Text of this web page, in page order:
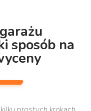
sposób na